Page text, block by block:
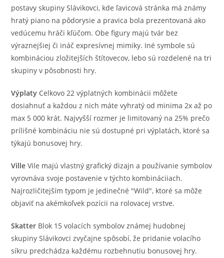
postavy skupiny Slávikovci, kde ľavicová stránka má známy
hratý piano na pôdorysie a pravica bola prezentovaná ako
vedúcemu hráči kľúčom. Obe figury majú tvár bez
výraznejšiej či ináč expresívnej mimiky. Iné symbole sú
kombináciou zložitejších štítovecov, lebo sú rozdelené na tri
skupiny v pôsobnosti hry.
Výplaty Celkovo 22 výplatných kombinácii môžete
dosiahnuť a každou z nich máte vyhratý od minima 2x až po
max 5 000 krát. Najvyšší rozmer je limitovaný na 25% prečo
prílišné kombináciu nie sú dostupné pri výplatách, ktoré sa
týkajú bonusovej hry.
VilleVile majú vlastný grafický dizajn a používanie symbolov
vyrovnáva svoje postavenie v týchto kombináciiach.
Najrozličitejším typom je jedinečné "Wild", ktoré sa môže
objaviť na akémkoľvek pozícii na rolovacej vrstve.
Skatter Blok 15 volacích symbolov známej hudobnej
skupiny Slávikovci zvyčajne spôsobí, že pridanie volacího
síkru predchádza každému rozbehnutiu bonusovej hry.